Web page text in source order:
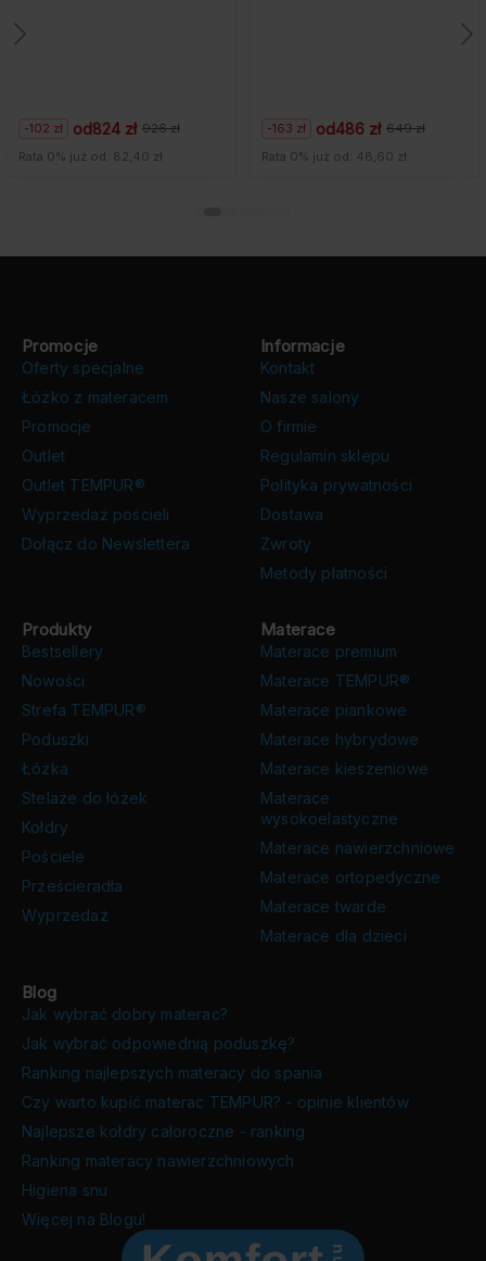
926 zł
zł
649 zł
Pierwotna
cena
Aktualna
cena
-163 zł
Rata 0% już od: 48,60 zł
od 2 299 zł
Rata 0% już od:
Promocje
Oferty specjalne
Łóżko z materacem
Promocje
Outlet
Outlet TEMPUR®
Wyprzedaż pościeli
Dołącz do Newslettera
Informacje
Kontakt
Nasze salony
O firmie
Regulamin sklepu
Polityka prywatności
Dostawa
Zwroty
Metody płatności
Produkty
Bestsellery
Nowości
Strefa TEMPUR®
Poduszki
Łóżka
Stelaże do łóżek
Kołdry
Pościele
Prześcieradła
Wyprzedaż
Materace
Materace premium
Materace TEMPUR®
Materace piankowe
Materace hybrydowe
Materace kieszeniowe
Materace
wysokoelastyczne
Materace nawierzchniowe
Materace ortopedyczne
Materace twarde
Materace dla dzieci
Blog
Jak wybrać dobry materac?
Jak wybrać odpowiednią poduszkę?
Ranking najlepszych materacy do spania
Czy warto kupić materac TEMPUR? - opinie klientów
Najlepsze kołdry całoroczne - ranking
Ranking materacy nawierzchniowych
Higiena snu
Więcej na Blogu!